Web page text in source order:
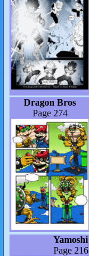
Dragon Bros
Page 274
Yamoshi
Page 216